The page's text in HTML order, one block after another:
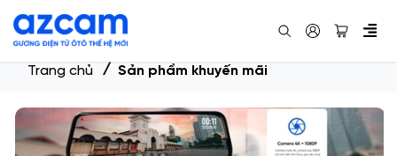
Trang chủ Sản phẩm khuyến mãi